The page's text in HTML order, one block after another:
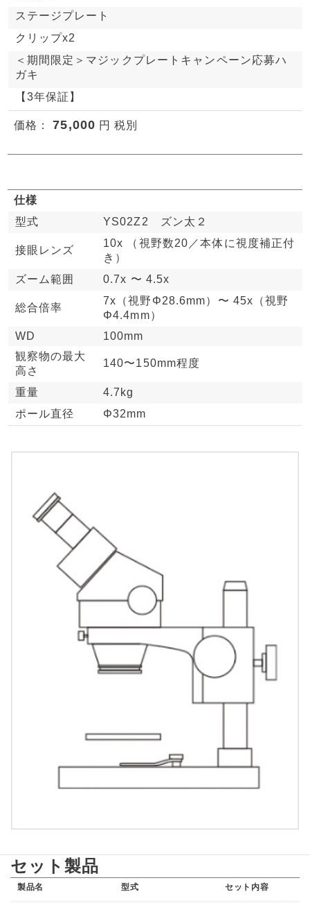
ステージプレート
クリップx2
＜期間限定＞マジックプレートキャンペーン応募ハ
ガキ
【3年保証】
価格： 75,000 円 税別
仕様
型式
YS02Z2 ズン太２
接眼レンズ
10x （視野数20／本体に視度補正付
き）
ズーム範囲
0.7x 〜 4.5x
総合倍率
7x（視野Φ28.6mm）〜 45x（視野
Φ4.4mm）
WD
100mm
観察物の最大
高さ
140〜150mm程度
重量
4.7kg
ポール直径
Φ32mm
セット製品
製品名 型式 セット内容